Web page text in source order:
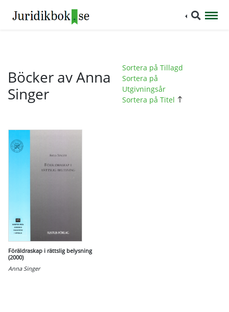
Böcker av Anna
Singer
Sortera på Tillagd
Sortera på
Utgivningsår
Sortera på Titel
Föräldraskap i rättslig belysning
(2000)
Anna Singer